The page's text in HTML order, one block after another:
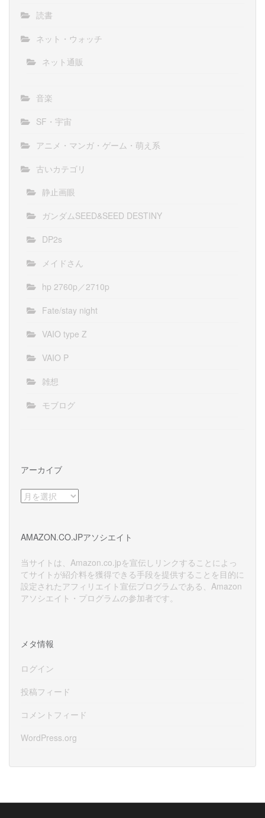
読書
ネット・ウォッチ
ネット通販
音楽
SF・宇宙
アニメ・マンガ・ゲーム・萌え系
古いカテゴリ
静止画眼
ガンダムSEED&SEED DESTINY
DP2s
メイドさん
hp 2760p／2710p
Fate/stay night
VAIO type Z
VAIO P
雑想
モブログ
アーカイブ
ア
ー
ブ
AMAZON.CO.JPアソシエイト
当サイトは、Amazon.co.jpを宣伝しリンクすることによっ
てサイトが紹介料を獲得できる手段を提供することを目的に
設定されたアフィリエイト宣伝プログラムである、Amazon
アソシエイト・プログラムの参加者です。
メタ情報
ログイン
投稿フィード
コメントフィード
WordPress.org